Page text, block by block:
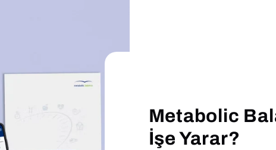
Metabolic
İşe Yarar?